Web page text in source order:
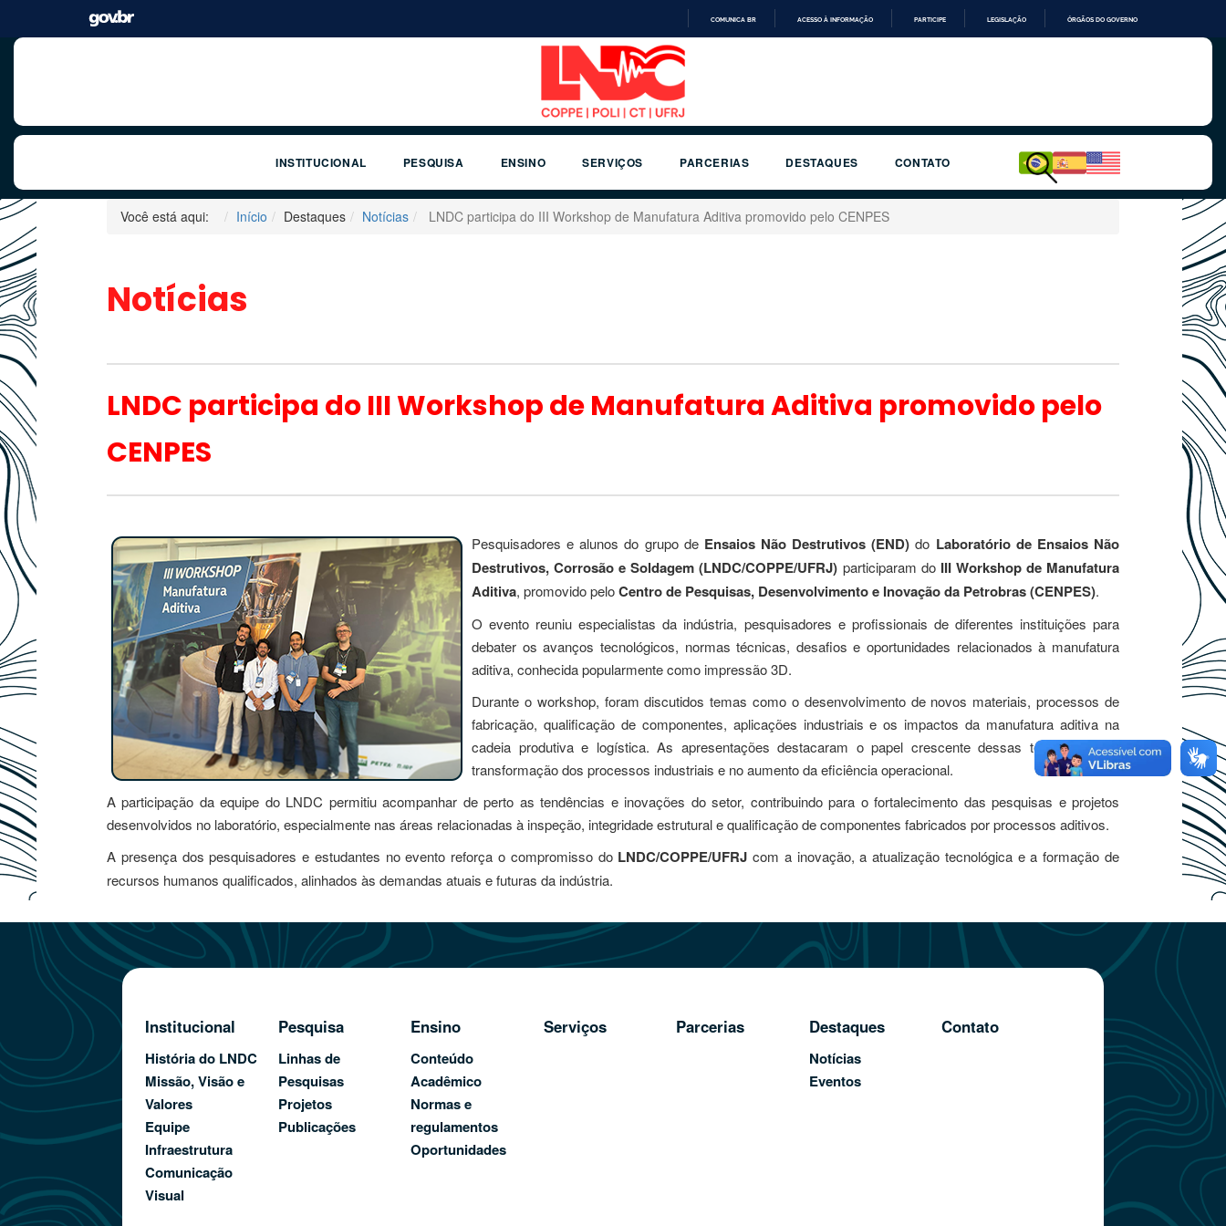
IR
PARA
O
CONTEÚDO
COMUNICA BR ACESSO À INFORMAÇÃO PARTICIPE LEGISLAÇÃO ÓRGÃOS DO GOVERNO
INSTITUCIONAL PESQUISA ENSINO SERVIÇOS PARCERIAS DESTAQUES CONTATO
Você está aqui: Início Destaques Notícias LNDC participa do III Workshop de Manufatura Aditiva promovido pelo CENPES
Notícias
LNDC participa do III Workshop de Manufatura Aditiva promovido pelo
CENPES
Pesquisadores e alunos do grupo de Ensaios Não Destrutivos (END) do Laboratório de Ensaios Não
Destrutivos, Corrosão e Soldagem (LNDC/COPPE/UFRJ) participaram do III Workshop de Manufatura
Aditiva, promovido peloCentro de Pesquisas, Desenvolvimento e Inovação da Petrobras (CENPES).
O evento reuniu especialistas da indústria, pesquisadores e profissionais de diferentes instituições para
debater os avanços tecnológicos, normas técnicas, desafios e oportunidades relacionados à manufatura
aditiva, conhecida popularmente como impressão 3D.
Durante o workshop, foram discutidos temas como o desenvolvimento de novos materiais, processos de
fabricação, qualificação de componentes, aplicações industriais e os impactos da manufatura aditiva na
cadeia produtiva e logística. As apresentações destacaram o papel crescente dessas tecnologias na
transformação dos processos industriais e no aumento da eficiência operacional.
A participação da equipe do LNDC permitiu acompanhar de perto as tendências e inovações do setor, contribuindo para o fortalecimento das pesquisas e projetos
desenvolvidos no laboratório, especialmente nas áreas relacionadas à inspeção, integridade estrutural e qualificação de componentes fabricados por processos aditivos.
A presença dos pesquisadores e estudantes no evento reforça o compromisso do LNDC/COPPE/UFRJ com a inovação, a atualização tecnológica e a formação de
recursos humanos qualificados, alinhados às demandas atuais e futuras da indústria.
Institucional
História do LNDC
Missão, Visão e
Valores
Equipe
Infraestrutura
Comunicação
Visual
Pesquisa
Linhas de
Pesquisas
Projetos
Publicações
Ensino
Conteúdo
Acadêmico
Normas e
regulamentos
Oportunidades
Serviços Parcerias Destaques
Notícias
Eventos
Contato